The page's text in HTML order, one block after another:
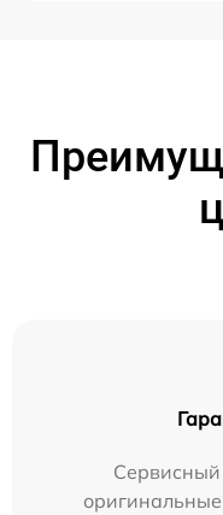
Сервисный
оригинальные